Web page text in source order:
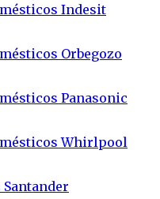
Indesit
Orbegozo
Panasonic
Whirlpool